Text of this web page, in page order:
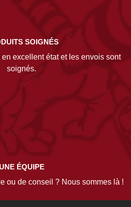
SOIGNÉS
excellent état et les envois sont
soignés.
UNE ÉQUIPE
ou de conseil ? Nous sommes là !